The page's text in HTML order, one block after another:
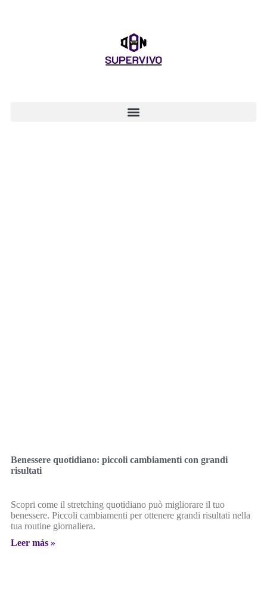
Benessere quotidiano: piccoli cambiamenti con grandi
risultati
Scopri come il stretching quotidiano può migliorare il tuo
benessere. Piccoli cambiamenti per ottenere grandi risultati nella
tua routine giornaliera.
Leer más »